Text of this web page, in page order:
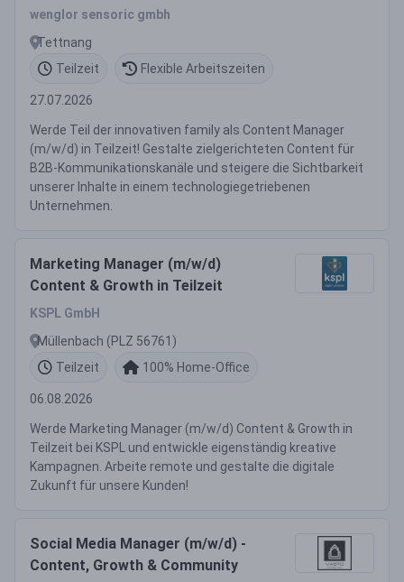
wenglor sensoric gmbh
Tettnang
Teilzeit
Flexible Arbeitszeiten
27.07.2026
Werde Teil der innovativen family als Content Manager
(m/w/d) in Teilzeit! Gestalte zielgerichteten Content für
B2B-Kommunikationskanäle und steigere die Sichtbarkeit
unserer Inhalte in einem technologiegetriebenen
Unternehmen.
Marketing Manager (m/w/d)
Content & Growth in Teilzeit
KSPL GmbH
Müllenbach (PLZ 56761)
Teilzeit
100% Home-Office
06.08.2026
Werde Marketing Manager (m/w/d) Content & Growth in
Teilzeit bei KSPL und entwickle eigenständig kreative
Kampagnen. Arbeite remote und gestalte die digitale
Zukunft für unsere Kunden!
Social Media Manager (m/w/d) -
Content, Growth & Community